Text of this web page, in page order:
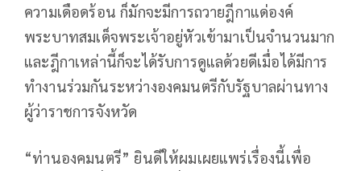
ความเดือดร้อน ก็มักจะมีการถวายฎีกาแด่องค์
พระบาทสมเด็จพระเจ้าอยู่หัวเข้ามาเป็นจำนวนมาก
และฎีกาเหล่านี้ก็จะได้รับการดูแลด้วยดีเมื่อได้มีการ
ทำงานร่วมกันระหว่างองคมนตรีกับรัฐบาลผ่านทาง
ผู้ว่าราชการจังหวัด
“ท่านองคมนตรี” ยินดีให้ผมเผยแพร่เรื่องนี้เพื่อ